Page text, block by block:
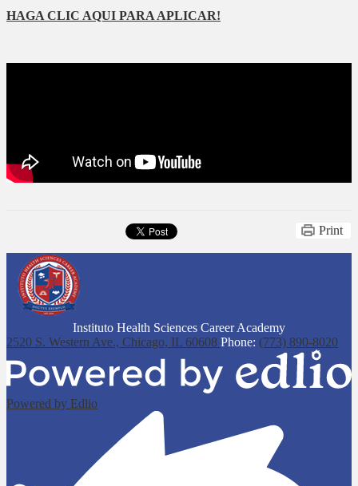
HAGA CLIC AQUI PARA APLICAR!
Print
Instituto Health Sciences Career Academy
2520 S. Western Ave., Chicago, IL 60608 Phone: (773) 890-8020
Powered by Edlio